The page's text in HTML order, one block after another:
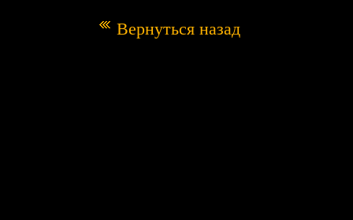
Вернуться назад